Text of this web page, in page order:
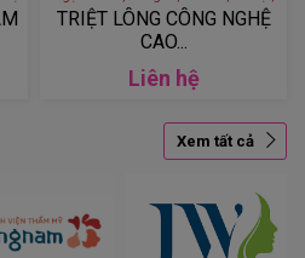
TRIỆT LÔNG CÔNG NGHỆ
CAO...
Liên hệ
Xem tất cả